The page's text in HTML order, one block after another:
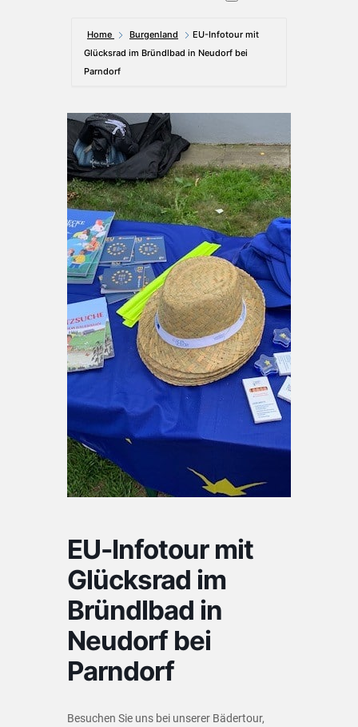
Home Burgenland
EU-Infotour mit
Glücksrad im Bründlbad in Neudorf bei
Parndorf
EU-Infotour mit
Glücksrad im
Bründlbad in
Neudorf bei
Parndorf
Besuchen Sie uns bei unserer Bädertour,